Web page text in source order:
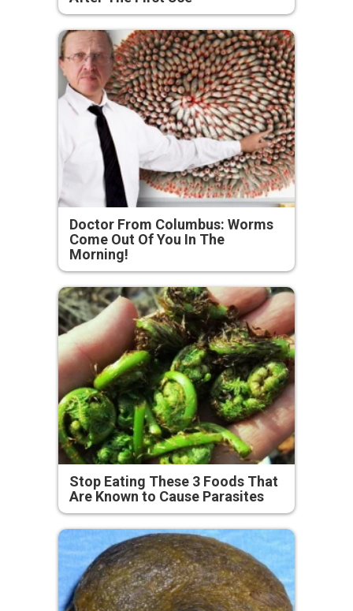
Doctor From Columbus: Worms
Come Out Of You In The
Morning!
Stop Eating These 3 Foods That
Are Known to Cause Parasites